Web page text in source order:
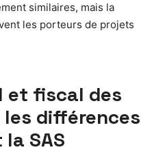
similaires, mais la
les porteurs de projets
et fiscal des
différences
SAS